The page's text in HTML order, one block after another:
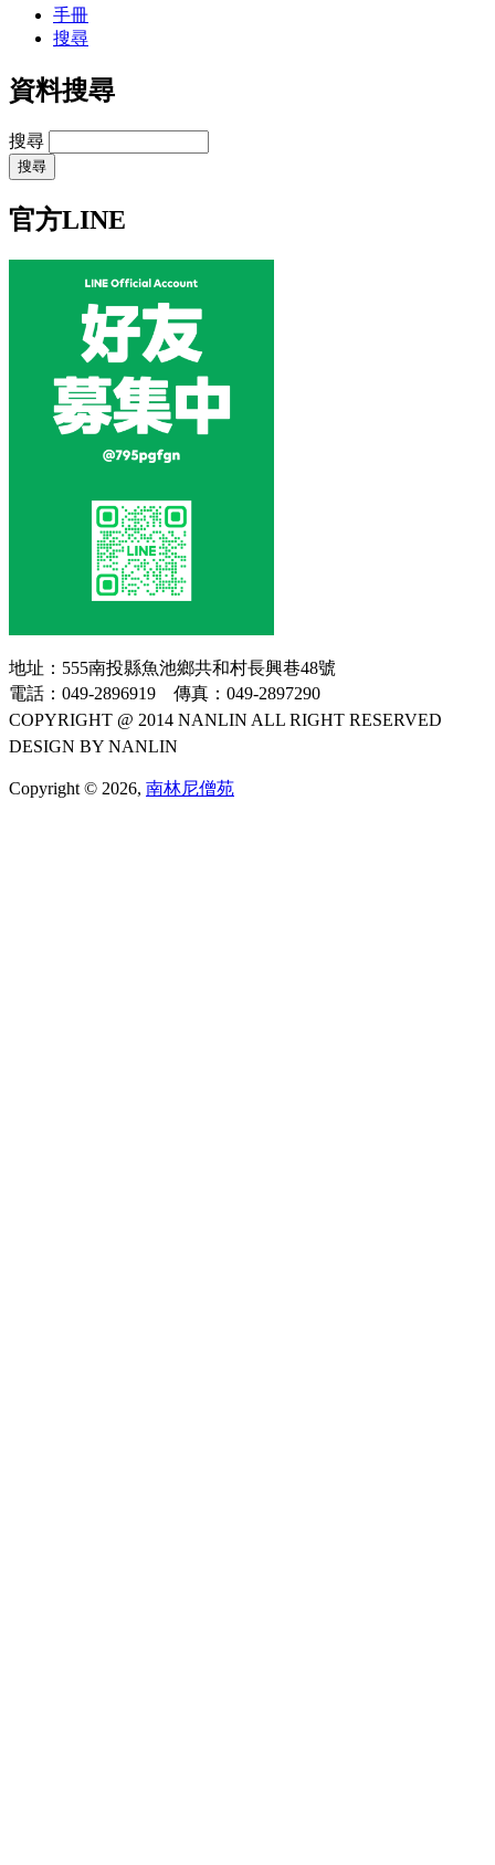
手冊
搜尋
資料搜尋
搜尋
官方LINE
地址：555南投縣魚池鄉共和村長興巷48號
電話：049-2896919 傳真：049-2897290
COPYRIGHT @ 2014 NANLIN ALL RIGHT RESERVED
DESIGN BY NANLIN
Copyright © 2026, 南林尼僧苑